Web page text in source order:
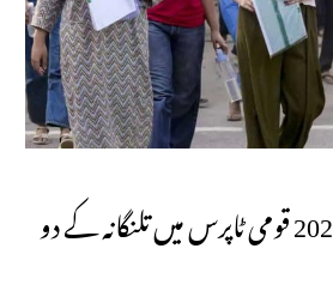
این ای ی ٹی ۔ یو جی 2026 قومی ٹاپرس میں تلنگانہ کے دو